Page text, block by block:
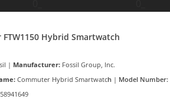
Hybrid Smartwatch
| Manufacturer: Fossil Group, Inc.
Commuter Hybrid Smartwatch | Model Number: